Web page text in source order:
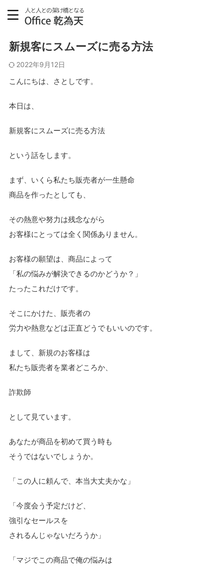
ブログ
新規客にスムーズに売る方法
2022年9月12日
こんにちは、さとしです。
本日は、
新規客にスムーズに売る方法
という話をします。
まず、いくら私たち販売者が一生懸命
商品を作ったとしても、
その熱意や努力は残念ながら
お客様にとっては全く関係ありません。
お客様の願望は、商品によって
「私の悩みが解決できるのかどうか？」
たったこれだけです。
そこにかけた、販売者の
労力や熱意などは正直どうでもいいのです。
まして、新規のお客様は
私たち販売者を業者どころか、
詐欺師
として見ています。
あなたが商品を初めて買う時も
そうではないでしょうか。
「この人に頼んで、本当大丈夫かな」
「今度会う予定だけど、
強引なセールスを
されるんじゃないだろうか」
「マジでこの商品で俺の悩みは